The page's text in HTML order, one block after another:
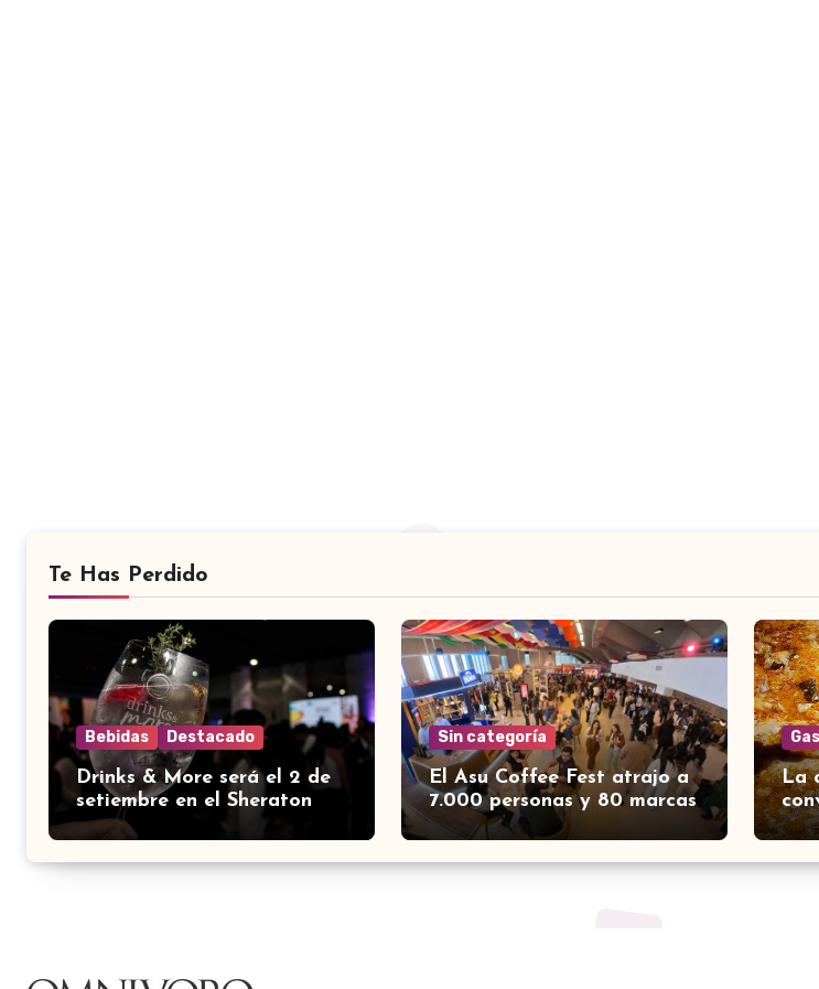
Te Has Perdido
Bebidas Destacado
Drinks & More será el 2 de
setiembre en el Sheraton
Sin categoría
El Asu Coffee Fest atrajo a
7.000 personas y 80 marcas
La